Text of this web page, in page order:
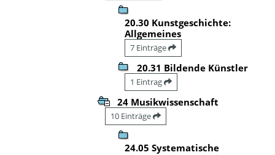
20.30 Kunstgeschichte:
Allgemeines
7 Einträge
20.31 Bildende Künstler
1 Eintrag
24 Musikwissenschaft
10 Einträge
24.05 Systematische